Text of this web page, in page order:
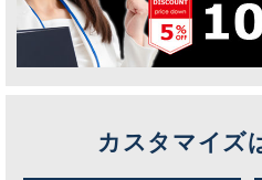
カスタマイズ